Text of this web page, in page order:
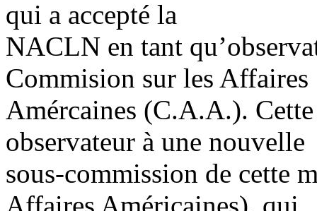
qui a accepté la
NACLN en tant
Commision sur les Affaires
Amércaines (C.A.A.).
observateur à une nouvelle
sous-commission de cette
Affaires Américaines), qui